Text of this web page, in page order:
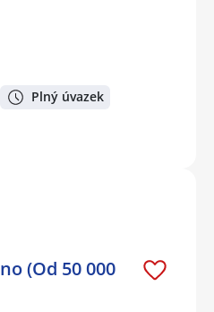
Plný úvazek
(Od 50 000